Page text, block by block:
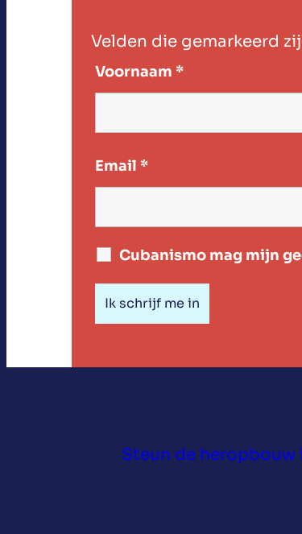
Velden die gemarkeerd
Voornaam *
Email *
Cubanismo mag mijn
Steun de heropbouw